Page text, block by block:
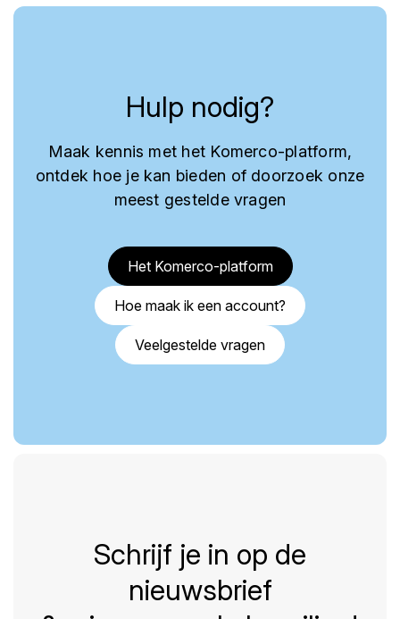
Hulp nodig?
Maak kennis met het Komerco-platform,
ontdek hoe je kan bieden of doorzoek onze
meest gestelde vragen
Het Komerco-platform
Hoe maak ik een account?
Veelgestelde vragen
Schrijf je in op de
nieuwsbrief